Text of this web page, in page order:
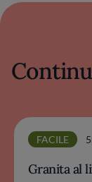
FACILE
Granita al